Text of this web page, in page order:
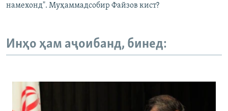
намехонд". Муҳаммадсобир Файзов кист?
Инҳо ҳам аҷоибанд, бинед: